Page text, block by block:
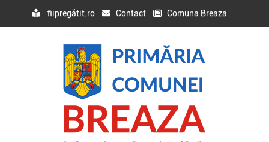
fiipregătit.ro Contact Comuna Breaza